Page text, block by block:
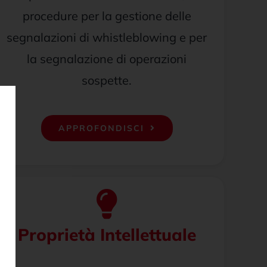
procedure per la gestione delle
segnalazioni di whistleblowing e per
la segnalazione di operazioni
sospette.
APPROFONDISCI
Proprietà Intellettuale